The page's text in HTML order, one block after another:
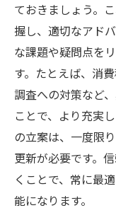
ておきましょう。
握し、適切なアド
な課題や疑問点を
す。たとえば、消
調査への対策など
ことで、より充実
の立案は、一度限
更新が必要です。
くことで、常に最
能になります。